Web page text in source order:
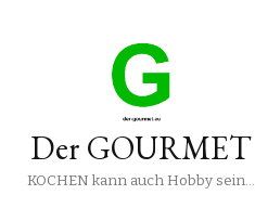
Der GOURMET
KOCHEN kann auch Hobby sein…